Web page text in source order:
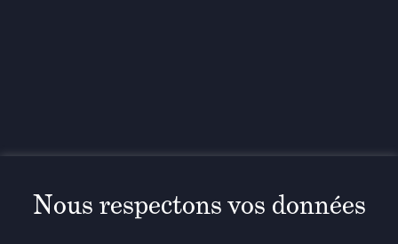
Notices réglementaires
Nous respectons vos données